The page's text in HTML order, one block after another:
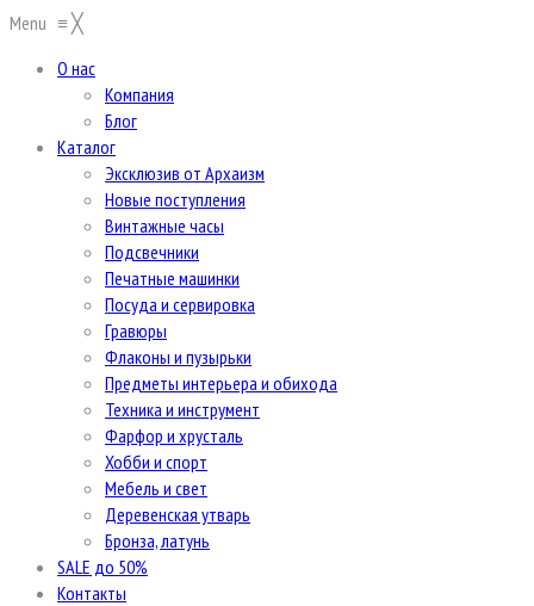
Menu ≡╳
О нас
Компания
Блог
Каталог
Эксклюзив от Архаизм
Новые поступления
Винтажные часы
Подсвечники
Печатные машинки
Посуда и сервировка
Гравюры
Флаконы и пузырьки
Предметы интерьера и обихода
Техника и инструмент
Фарфор и хрусталь
Хобби и спорт
Мебель и свет
Деревенская утварь
Бронза, латунь
SALE до 50%
Контакты